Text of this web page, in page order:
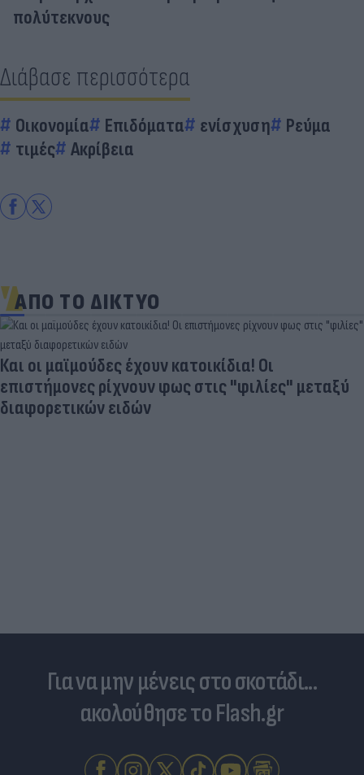
πολύτεκνους
Διάβασε περισσότερα
Οικονομία Επιδόματα ενίσχυση
Ρεύμα
τιμές
Ακρίβεια
ΑΠΟ ΤΟ ΔΙΚΤΥΟ
Ηλεκτρικά πατίνια: 3,5 φορές μεγαλύτερος ο
κίνδυνος σοβαρής εγκεφαλικής κάκωσης
Για να μην μένεις στο σκοτάδι...
ακολούθησε το Flash.gr